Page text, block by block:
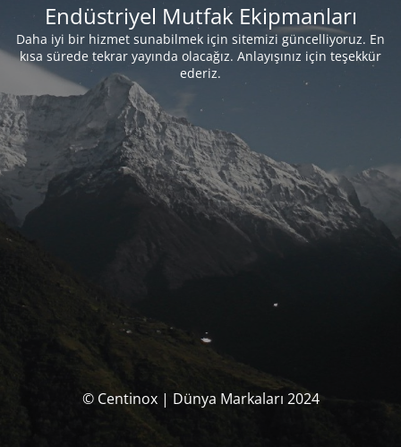
Endüstriyel Mutfak Ekipmanları
Daha iyi bir hizmet sunabilmek için sitemizi güncelliyoruz. En
kısa sürede tekrar yayında olacağız. Anlayışınız için teşekkür
ederiz.
© Centinox | Dünya Markaları 2024